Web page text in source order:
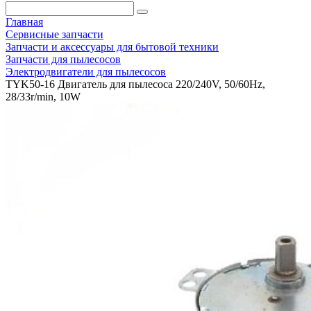
Главная
Сервисные запчасти
Запчасти и аксессуары для бытовой техники
Запчасти для пылесосов
Электродвигатели для пылесосов
TYK50-16 Двигатель для пылесоса 220/240V, 50/60Hz,
28/33r/min, 10W